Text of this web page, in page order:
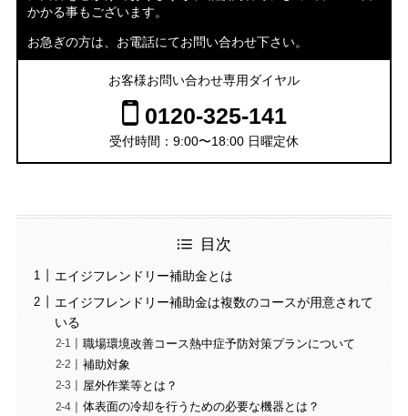
かかる事もございます。
お急ぎの方は、お電話にてお問い合わせ下さい。
お客様お問い合わせ専用ダイヤル
0120-325-141
受付時間：9:00〜18:00 日曜定休
目次
エイジフレンドリー補助金とは
エイジフレンドリー補助金は複数のコースが用意されて
いる
職場環境改善コース熱中症予防対策プランについて
補助対象
屋外作業等とは？
体表面の冷却を行うための必要な機器とは？